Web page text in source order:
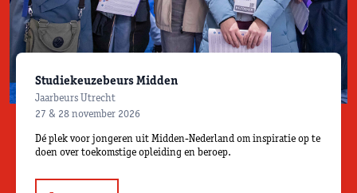
Studiekeuzebeurs Midden
Jaarbeurs Utrecht
27 & 28 november 2026
Dé plek voor jongeren uit Midden-Nederland om inspiratie op te
doen over toekomstige opleiding en beroep.